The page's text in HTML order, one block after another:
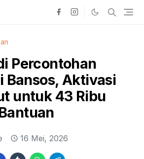
Percontohan
Bansos, Aktivasi
untuk 43 Ribu
16 Mei, 2026